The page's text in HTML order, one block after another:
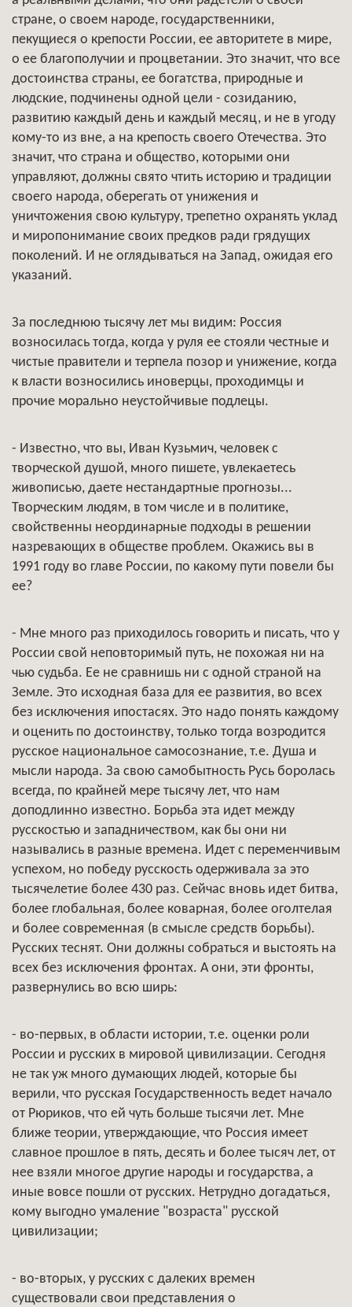
стране, о своем народе, государственники,
пекущиеся о крепости России, ее авторитете в мире,
о ее благополучии и процветании. Это значит, что все
достоинства страны, ее богатства, природные и
людские, подчинены одной цели - созиданию,
развитию каждый день и каждый месяц, и не в угоду
кому-то из вне, а на крепость своего Отечества. Это
значит, что страна и общество, которыми они
управляют, должны свято чтить историю и традиции
своего народа, оберегать от унижения и
уничтожения свою культуру, трепетно охранять уклад
и миропонимание своих предков ради грядущих
поколений. И не оглядываться на Запад, ожидая его
указаний.
За последнюю тысячу лет мы видим: Россия
возносилась тогда, когда у руля ее стояли честные и
чистые правители и терпела позор и унижение, когда
к власти возносились иноверцы, проходимцы и
прочие морально неустойчивые подлецы.
- Известно, что вы, Иван Кузьмич, человек с
творческой душой, много пишете, увлекаетесь
живописью, даете нестандартные прогнозы...
Творческим людям, в том числе и в политике,
свойственны неординарные подходы в решении
назревающих в обществе проблем. Окажись вы в
1991 году во главе России, по какому пути повели бы
ее?
- Мне много раз приходилось говорить и писать, что у
России свой неповторимый путь, не похожая ни на
чью судьба. Ее не сравнишь ни с одной страной на
Земле. Это исходная база для ее развития, во всех
без исключения ипостасях. Это надо понять каждому
и оценить по достоинству, только тогда возродится
русское национальное самосознание, т.е. Душа и
мысли народа. За свою самобытность Русь боролась
всегда, по крайней мере тысячу лет, что нам
доподлинно известно. Борьба эта идет между
русскостью и западничеством, как бы они ни
назывались в разные времена. Идет с переменчивым
успехом, но победу русскость одерживала за это
тысячелетие более 430 раз. Сейчас вновь идет битва,
более глобальная, более коварная, более оголтелая
и более современная (в смысле средств борьбы).
Русских теснят. Они должны собраться и выстоять на
всех без исключения фронтах. А они, эти фронты,
развернулись во всю ширь:
- во-первых, в области истории, т.е. оценки роли
России и русских в мировой цивилизации. Сегодня
не так уж много думающих людей, которые бы
верили, что русская Государственность ведет начало
от Рюриков, что ей чуть больше тысячи лет. Мне
ближе теории, утверждающие, что Россия имеет
славное прошлое в пять, десять и более тысяч лет, от
нее взяли многое другие народы и государства, а
иные вовсе пошли от русских. Нетрудно догадаться,
кому выгодно умаление "возраста" русской
цивилизации;
- во-вторых, у русских с далеких времен
существовали свои представления о